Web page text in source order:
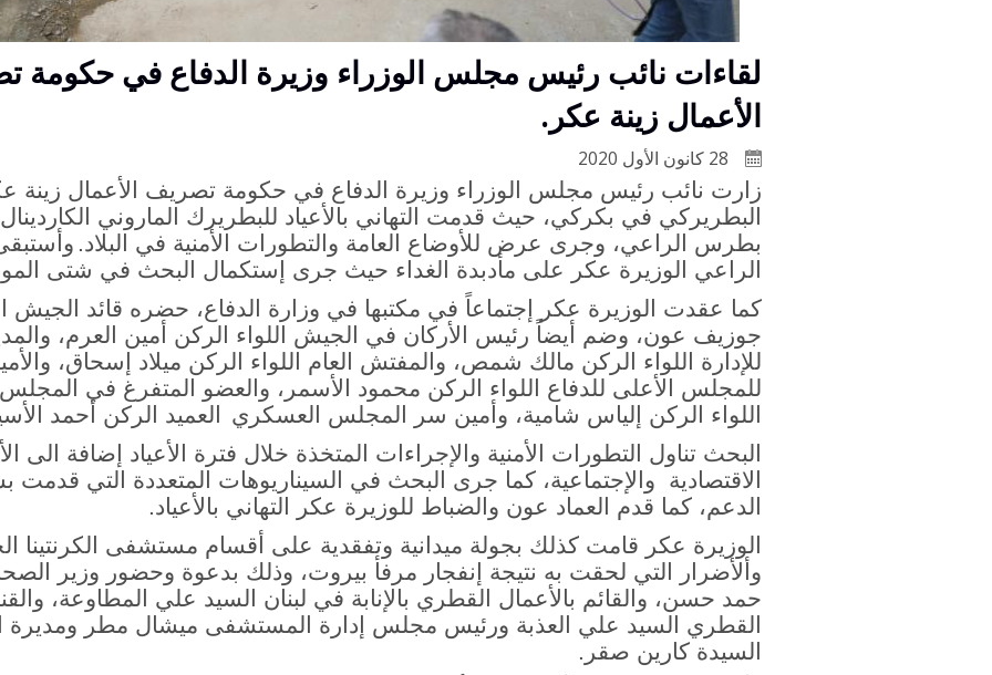
لقاءات نائب رئيس مجلس الوزراء وزيرة الدفاع في حكومة
الأعمال زينة عكر.
زارت نائب رئيس مجلس الوزراء وزيرة الدفاع في حكومة تصريف الأعمال زينة
البطريركي في بكركي، حيث قدمت التهاني بالأعياد للبطريرك الماروني
بطرس الراعي، وجرى عرض للأوضاع العامة والتطورات الأمنية في البلاد.
الراعي الوزيرة عكر على مأدبدة الغداء حيث جرى إستكمال البحث في شتى
كما عقدت الوزيرة عكر إجتماعاً في مكتبها في وزارة الدفاع، حضره قائد الجيش
جوزيف عون، وضم أيضاً رئيس الأركان في الجيش اللواء الركن أمين العرم،
للإدارة اللواء الركن مالك شمص، والمفتش العام اللواء الركن ميلاد إسحاق،
للمجلس الأعلى للدفاع اللواء الركن محمود الأسمر، والعضو المتفرغ في
اللواء الركن إلياس شامية، وأمين سر المجلس العسكري
العميد الركن أحمد
البحث تناول التطورات الأمنية والإجراءات المتخذة خلال فترة الأعياد إضافة الى
الاقتصادية والإجتماعية، كما جرى البحث في السيناريوهات المتعددة التي قدمت
الدعم، كما قدم العماد عون والضباط للوزيرة عكر التهاني بالأعياد.
الوزيرة عكر قامت كذلك بجولة ميدانية وتفقدية على أقسام مستشفى الكرنتينا
وألأضرار التي لحقت به نتيجة إنفجار مرفأ بيروت، وذلك بدعوة وحضور وزير
حمد حسن، والقائم بالأعمال القطري بالإنابة في لبنان السيد علي المطاوعة،
القطري السيد علي العذبة ورئيس مجلس إدارة المستشفى ميشال مطر
السيدة كارين صقر.